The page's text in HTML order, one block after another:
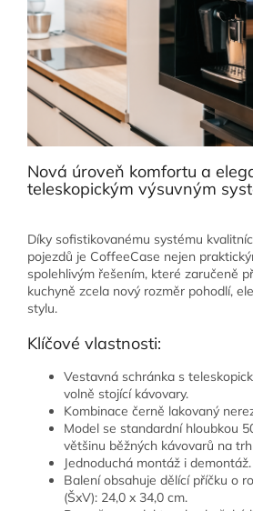
Nová úroveň komfortu a
teleskopickým výsuvným
Díky sofistikovanému systému
pojezdů je CoffeeCase nejen
spolehlivým řešením, které zaručeně
kuchyně zcela nový rozměr pohodlí,
stylu.
Klíčové vlastnosti:
Vestavná schránka s
volně stojící kávovary.
Kombinace černě lakovaný
Model se standardní hloubkou
většinu běžných kávovarů na
Jednoduchá montáž i demontáž.
Balení obsahuje dělící příčku o
(ŠxV): 24,0 x 34,0 cm.